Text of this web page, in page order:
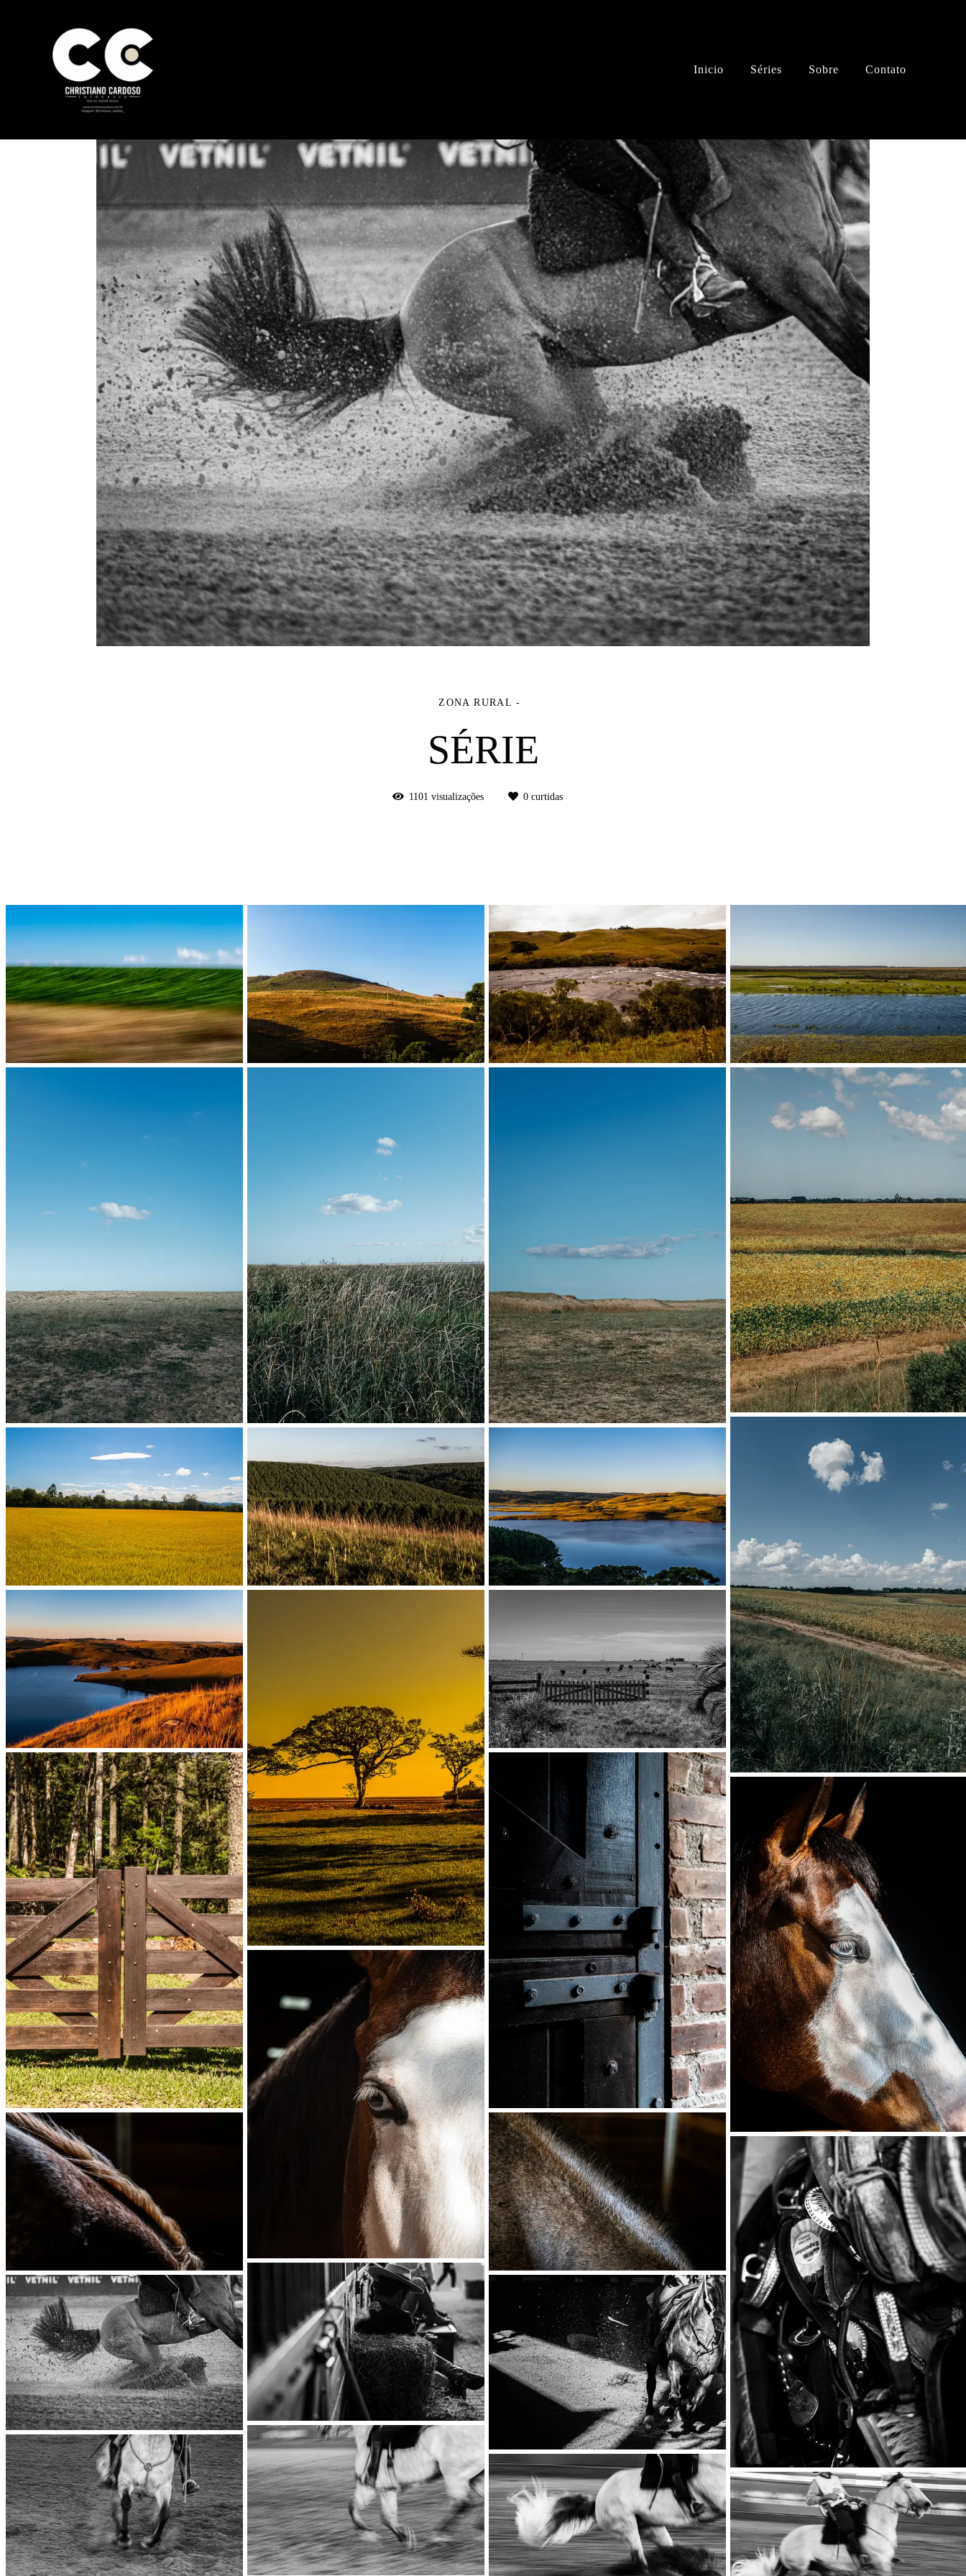
Inicio Séries Sobre Contato
ZONA RURAL
SÉRIE
1101 visualizações 0 curtidas